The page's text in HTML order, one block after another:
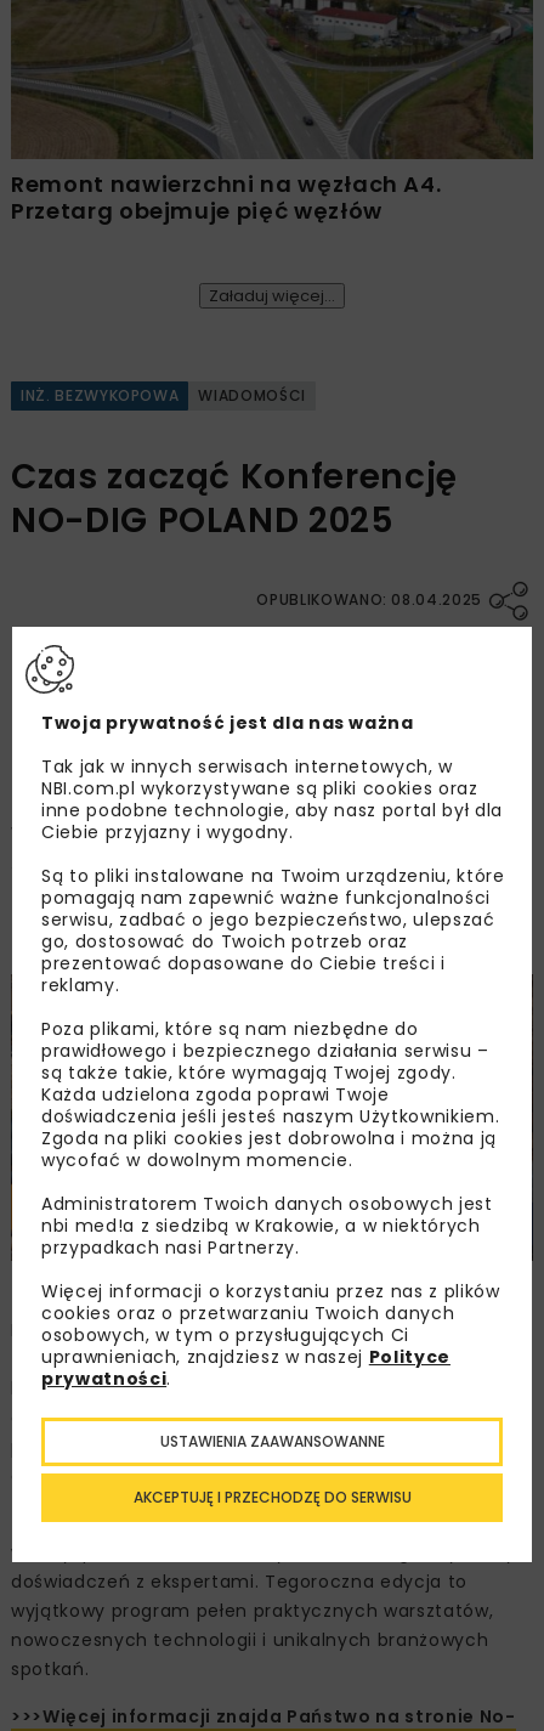
Remont nawierzchni na węzłach A4.
Przetarg obejmuje pięć węzłów
Załaduj więcej...
INŻ. BEZWYKOPOWA WIADOMOŚCI
Czas zacząć Konferencję
NO-DIG POLAND 2025
OPUBLIKOWANO: 08.04.2025
Znów Kraków staje się stolicą wiedzy o
technologiach bezwykopowych. W dniach 9-11
kwietnia 2025 r. odbędzie się XI
Międzynarodowa Konferencja Technologi
Bezwykopowych NO-DIG POLAND 2025.
Wydarzenie jest polskim odpowiednikiem
światowych konferencji NO-DIG,
organizowanych przez ISTT – Międzynarodowe
Stowarzyszenie Technologii Bezwykopowych.
Misją konferencji jest inspirowanie do stosowania
technologii bezwykopowych, rozwój i podnoszenie
kompetencji specjalistów zajmujących się budową,
odnową i diagnostyką przewodów, a także stworzenie
platformy do budowania sieci kontaktów i wymiany
doświadczeń.
To doskonała okazja do zdobycia praktycznej
wiedzy, poznania nowoczesnych technologii i wymiany
doświadczeń z ekspertami. Tegoroczna edycja to
wyjątkowy program pełen praktycznych warsztatów,
nowoczesnych technologii i unikalnych branżowych
spotkań.
>>>Więcej informacji znajda Państwo na stronie No-
Twoja prywatność jest dla nas ważna
Tak jak w innych serwisach internetowych, w
NBI.com.pl wykorzystywane są pliki cookies oraz
inne podobne technologie, aby nasz portal był dla
Ciebie przyjazny i wygodny.
Są to pliki instalowane na Twoim urządzeniu, które
pomagają nam zapewnić ważne funkcjonalności
serwisu, zadbać o jego bezpieczeństwo, ulepszać
go, dostosować do Twoich potrzeb oraz
prezentować dopasowane do Ciebie treści i
reklamy.
Poza plikami, które są nam niezbędne do
prawidłowego i bezpiecznego działania serwisu –
są także takie, które wymagają Twojej zgody.
Każda udzielona zgoda poprawi Twoje
doświadczenia jeśli jesteś naszym Użytkownikiem.
Zgoda na pliki cookies jest dobrowolna i można ją
wycofać w dowolnym momencie.
Administratorem Twoich danych osobowych jest
nbi med!a z siedzibą w Krakowie, a w niektórych
przypadkach nasi Partnerzy.
Więcej informacji o korzystaniu przez nas z plików
cookies oraz o przetwarzaniu Twoich danych
osobowych, w tym o przysługujących Ci
uprawnieniach, znajdziesz w naszej Polityce
prywatności.
AKCEPTUJĘ I PRZECHODZĘ DO SERWISU
USTAWIENIA ZAAWANSOWANNE